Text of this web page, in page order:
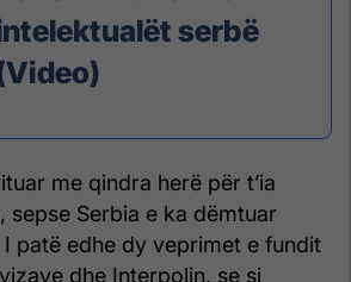
serbë
me qindra herë për t’ia
sepse Serbia e ka dëmtuar
I patë edhe dy veprimet e fundit
dhe Interpolin, se si